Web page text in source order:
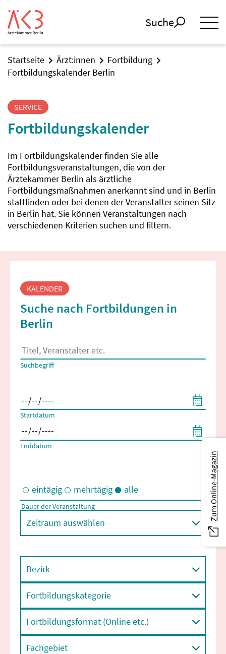
Suche
Startseite Ärzt:innen
Fortbildung
Fortbildungskalender Berlin
SERVICE
Fortbildungskalender
Im Fortbildungskalender finden Sie alle
Fortbildungsveranstaltungen, die von der
Ärztekammer Berlin als ärztliche
Fortbildungsmaßnahmen anerkannt sind und in Berlin
stattfinden oder bei denen der Veranstalter seinen Sitz
in Berlin hat. Sie können Veranstaltungen nach
verschiedenen Kriterien suchen und filtern.
Fortbildungssuche
KALENDER
Suche nach Fortbildungen in
Berlin
Es erscheinen Suchvorschläge, wenn mindestens 2 Zeichen
Suchbegriff
Startdatum
Enddatum
Eintägige und/oder mehrtägige Veranstaltungen
eintägig mehrtägig alle
Dauer der Veranstaltung
Zeitraum auswählen
Bezirk
Fortbildungskategorie
Fortbildungsformat (Online etc.)
Fachgebiet
Zum Online-Magazin